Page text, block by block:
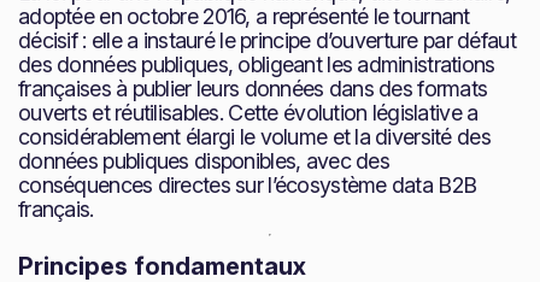
adoptée en octobre 2016, a représenté le tournant
décisif : elle a instauré le principe d’ouverture par défaut
des données publiques, obligeant les administrations
françaises à publier leurs données dans des formats
ouverts et réutilisables. Cette évolution législative a
considérablement élargi le volume et la diversité des
données publiques disponibles, avec des
conséquences directes sur l’écosystème data B2B
français.
Principes fondamentaux